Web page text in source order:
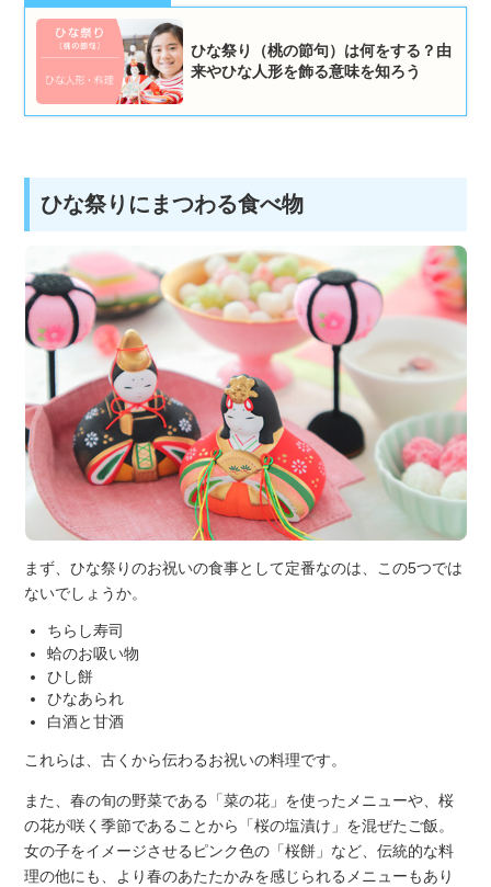
ひな祭り（桃の節句）は何をする？由
来やひな人形を飾る意味を知ろう
ひな祭りにまつわる食べ物
まず、ひな祭りのお祝いの食事として定番なのは、この5つでは
ないでしょうか。
ちらし寿司
蛤のお吸い物
ひし餅
ひなあられ
白酒と甘酒
これらは、古くから伝わるお祝いの料理です。
また、春の旬の野菜である「菜の花」を使ったメニューや、桜
の花が咲く季節であることから「桜の塩漬け」を混ぜたご飯。
女の子をイメージさせるピンク色の「桜餅」など、伝統的な料
理の他にも、より春のあたたかみを感じられるメニューもあり